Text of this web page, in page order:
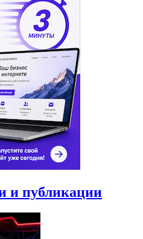
и публикации